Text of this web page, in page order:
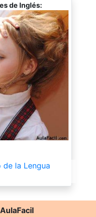
de Inglés:
de la Lengua
AulaFacil